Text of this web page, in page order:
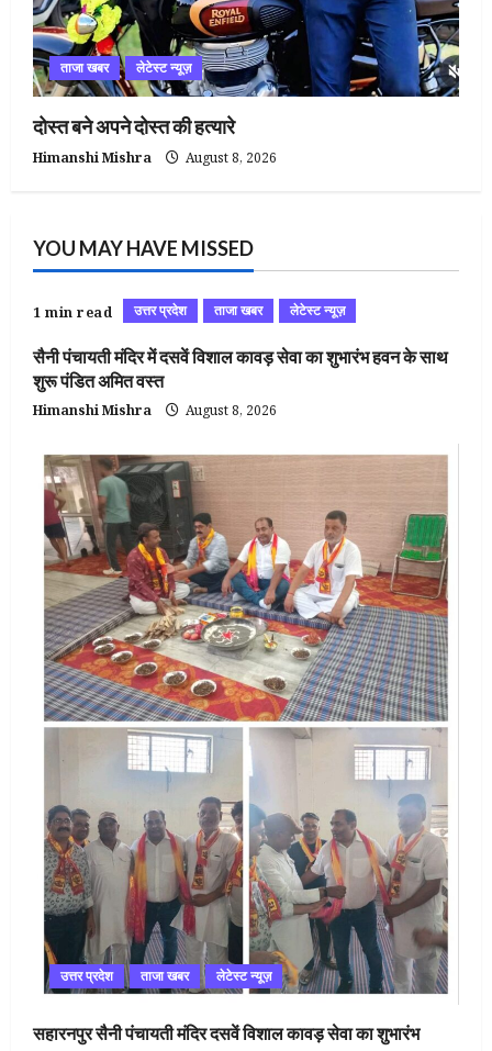
ताजा खबर लेटेस्ट न्यूज़
दोस्त बने अपने दोस्त की हत्यारे
Himanshi Mishra August 8, 2026
YOU MAY HAVE MISSED
1 min read उत्तर प्रदेश ताजा खबर लेटेस्ट न्यूज़
सैनी पंचायती मंदिर में दसवें विशाल कावड़ सेवा का शुभारंभ हवन के साथ
शुरू पंडित अमित वस्त
Himanshi Mishra August 8, 2026
उत्तर प्रदेश ताजा खबर लेटेस्ट न्यूज़
सहारनपुर सैनी पंचायती मंदिर दसवें विशाल कावड़ सेवा का शुभारंभ